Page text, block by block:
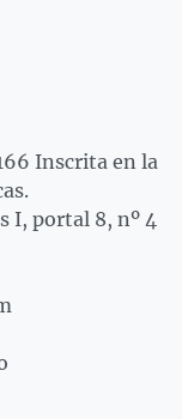
Inscrita en la
I, portal 8, nº 4